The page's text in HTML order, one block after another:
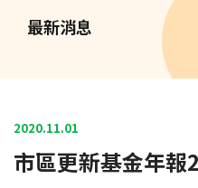
最新消息
2020.11.01
市區更新基金年